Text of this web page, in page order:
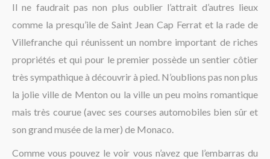
Il ne faudrait pas non plus oublier l’attrait d’autres lieux
comme la presqu’ile de Saint Jean Cap Ferrat et la rade de
Villefranche qui réunissent un nombre important de riches
propriétés et qui pour le premier possède un sentier côtier
très sympathique à découvrir à pied. N’oublions pas non plus
la jolie ville de Menton ou la ville un peu moins romantique
mais très courue (avec ses courses automobiles bien sûr et
son grand musée de la mer) de Monaco.
Comme vous pouvez le voir vous n’avez que l’embarras du